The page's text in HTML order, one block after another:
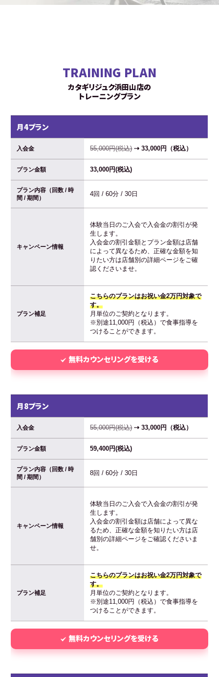
TRAINING PLAN
カタギリジュク浜田山店の
トレーニングプラン
月4プラン
入会金 55,000円(税込)⇢ 33,000円（税込）
プラン金額 33,000円(税込)
プラン内容（回数 / 時
間 / 期間）
4回 / 60分 / 30日
キャンペーン情報
体験当日のご入会で入会金の割引が発
生します。
入会金の割引金額とプラン金額は店舗
によって異なるため、正確な金額を知
りたい方は店舗別の詳細ページをご確
認くださいませ。
プラン補足
こちらのプランはお祝い金2万円対象で
す。
月単位のご契約となります。
※別途11,000円（税込）で食事指導を
つけることができます。
無料カウンセリングを受ける
月8プラン
入会金 55,000円(税込)⇢ 33,000円（税込）
プラン金額 59,400円(税込)
プラン内容（回数 / 時
間 / 期間）
8回 / 60分 / 30日
キャンペーン情報
体験当日のご入会で入会金の割引が発
生します。
入会金の割引金額は店舗によって異な
るため、正確な金額を知りたい方は店
舗別の詳細ページをご確認くださいま
せ。
プラン補足
こちらのプランはお祝い金2万円対象で
す。
月単位のご契約となります。
※別途11,000円（税込）で食事指導を
つけることができます。
無料カウンセリングを受ける